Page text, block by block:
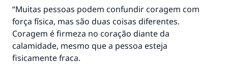
“Muitas pessoas podem confundir coragem com
força física, mas são duas coisas diferentes.
Coragem é firmeza no coração diante da
calamidade, mesmo que a pessoa esteja
fisicamente fraca.